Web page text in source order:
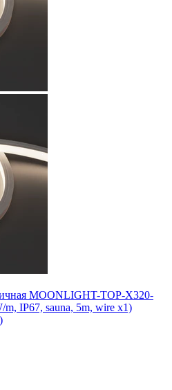
MOONLIGHT-TOP-X320-
IP67, sauna, 5m, wire x1)